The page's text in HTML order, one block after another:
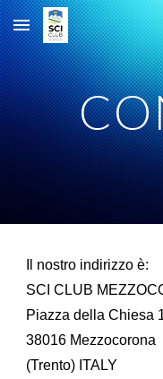
Skip to main content
Il nostro indirizzo è:
SCI CLUB
Piazza della Chiesa
38016 Mezzocorona
(Trento) ITALY